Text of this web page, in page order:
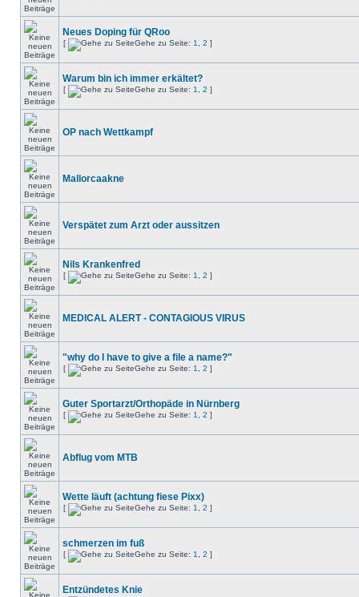
Neues Doping für QRoo
[ Gehe zu Seite: 1 2 ]
Warum bin ich immer erkältet?
[ Gehe zu Seite: 1 2 ]
OP nach Wettkampf
Mallorcaakne
Verspätet zum Arzt oder aussitzen
Nils Krankenfred
[ Gehe zu Seite: 1 2 ]
MEDICAL ALERT - CONTAGIOUS VIRUS
"why do I have to give a file a name?"
[ Gehe zu Seite: 1 2 ]
Guter Sportarzt/Orthopäde in Nürnberg
[ Gehe zu Seite: 1 2 ]
Abflug vom MTB
Wette läuft (achtung fiese Pixx)
[ Gehe zu Seite: 1 2 ]
schmerzen im fuß
[ Gehe zu Seite: 1 2 ]
Entzündetes Knie